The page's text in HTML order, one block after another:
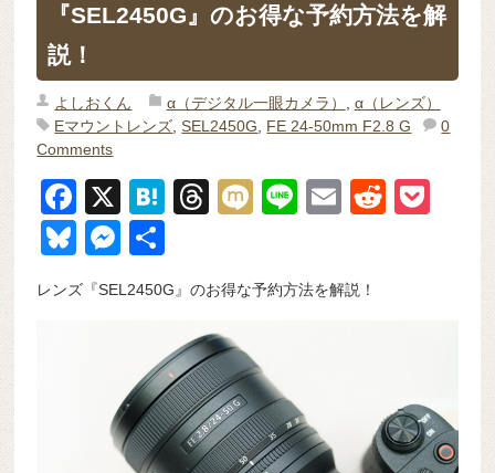
『SEL2450G』のお得な予約方法を解
説！
よしおくん α（デジタル一眼カメラ）
α（レンズ）
Eマウントレンズ ,SEL2450G FE 24-50mm F2.8 G
0
Comments
F
a
c
e
X
H
n
a
T
a
d
s
M
Li
E
R
Bl
u
e
M
ss
n
g
er
レンズ『SEL2450G』のお得な予約方法を解説！